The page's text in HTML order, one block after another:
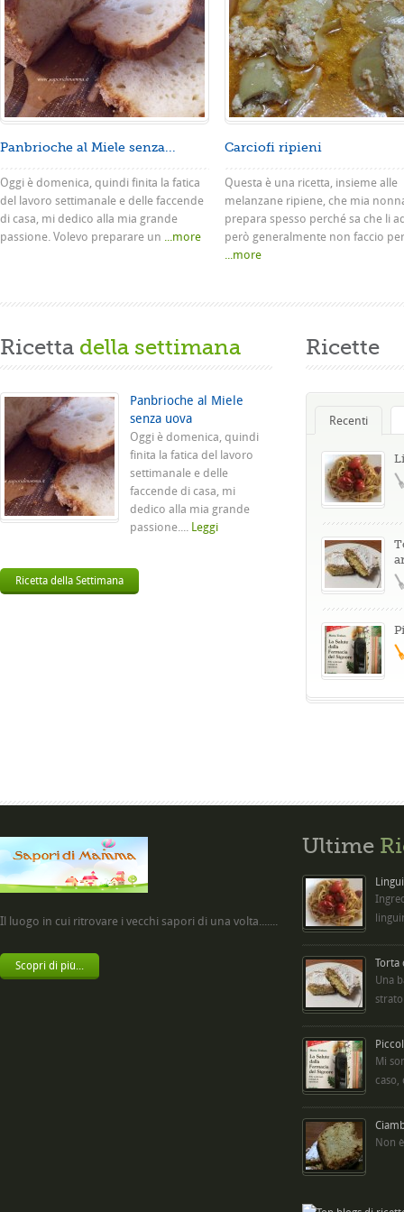
Panbrioche al Miele senza...
Oggi è domenica, quindi finita la fatica
del lavoro settimanale e delle faccende
di casa, mi dedico alla mia grande
passione. Volevo preparare un ...more
Carciofi ripieni
Questa è una ricetta, insieme alle
melanzane ripiene, che mia
prepara spesso perché sa che li
però generalmente non faccio
...more
Ricetta della settimana
Panbrioche al Miele
senza uova
Oggi è domenica, quindi
finita la fatica del lavoro
settimanale e delle
faccende di casa, mi
dedico alla mia grande
passione.... Leggi
Ricetta della Settimana
Ricette
Recenti
Il luogo in cui ritrovare i vecchi sapori di una volta.......
Scopri di più...
Ultime
Torta
Una
Mi
caso,
Non